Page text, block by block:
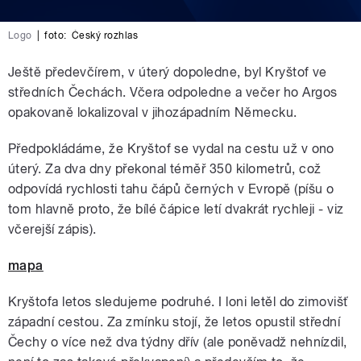
Logo foto: Český rozhlas
Ještě předevčírem, v úterý dopoledne, byl Kryštof ve
středních Čechách. Včera odpoledne a večer ho Argos
opakovaně lokalizoval v jihozápadním Německu.
Předpokládáme, že Kryštof se vydal na cestu už v ono
úterý. Za dva dny překonal téměř 350 kilometrů, což
odpovídá rychlosti tahu čápů černých v Evropě (píšu o
tom hlavně proto, že bílé čápice letí dvakrát rychleji - viz
včerejší zápis).
mapa
Kryštofa letos sledujeme podruhé. I loni letěl do zimovišť
západní cestou. Za zmínku stojí, že letos opustil střední
Čechy o více než dva týdny dřív (ale poněvadž nehnízdil,